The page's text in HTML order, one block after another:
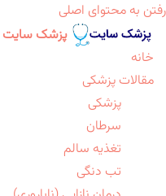
رفتن به محتوای اصلی
پزشک سایت
خانه
مقالات پزشکی
پزشکی
سرطان
تغذیه سالم
تب دنگی